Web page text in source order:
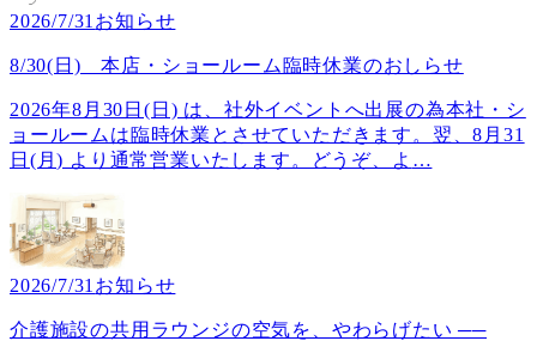
2026/7/31 お知らせ
8/30(日) 本店・ショールーム臨時休業のおしらせ
2026年8月30日(日) は、社外イベントへ出展の為本社・シ
ョールームは臨時休業とさせていただきます。翌、8月31
日(月) より通常営業いたします。どうぞ、よ …
2026/7/31 お知らせ
介護施設の共用ラウンジの空気を、やわらげたい ──